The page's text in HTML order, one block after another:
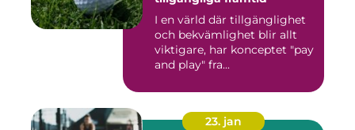
I en värld där tillgänglighet
och bekvämlighet blir allt
viktigare, har konceptet "pay
and play" fra...
23. jan